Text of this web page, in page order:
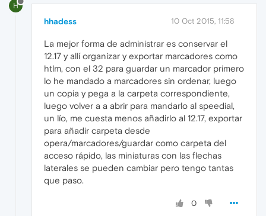
H
hhadess 10 Oct 2015, 11:58
La mejor forma de administrar es conservar el
12.17 y allí organizar y exportar marcadores como
htlm, con el 32 para guardar un marcador primero
lo he mandado a marcadores sin ordenar, luego
un copia y pega a la carpeta correspondiente,
luego volver a a abrir para mandarlo al speedial,
un lío, me cuesta menos añadirlo al 12.17, exportar
para añadir carpeta desde
opera/marcadores/guardar como carpeta del
acceso rápido, las miniaturas con las flechas
laterales se pueden cambiar pero tengo tantas
que paso.
0